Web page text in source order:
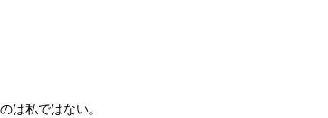
は私ではない。